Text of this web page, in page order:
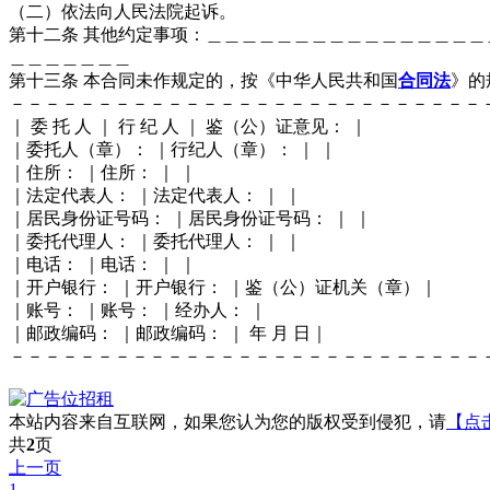
（二）依法向人民法院起诉。
第十二条 其他约定事项：＿＿＿＿＿＿＿＿＿＿＿＿＿＿＿
第十三条 本合同未作规定的，按《中华人民共和国合同法》的
－－－－－－－－－－－－－－－－－－－－－－－－－－－
｜ 委 托 人 ｜ 行 纪 人 ｜ 鉴（公）证意见： ｜
｜委托人（章）： ｜行纪人（章）： ｜ ｜
｜住所： ｜住所： ｜ ｜
｜法定代表人： ｜法定代表人： ｜ ｜
｜居民身份证号码： ｜居民身份证号码： ｜ ｜
｜委托代理人： ｜委托代理人： ｜ ｜
｜电话： ｜电话： ｜ ｜
｜开户银行： ｜开户银行： ｜鉴（公）证机关（章）｜
｜账号： ｜账号： ｜经办人： ｜
｜邮政编码： ｜邮政编码： ｜ 年 月 日｜
－－－－－－－－－－－－－－－－－－－－－－－－－－－
本站内容来自互联网，如果您认为您的版权受到侵犯，请 【点
共2页
上一页